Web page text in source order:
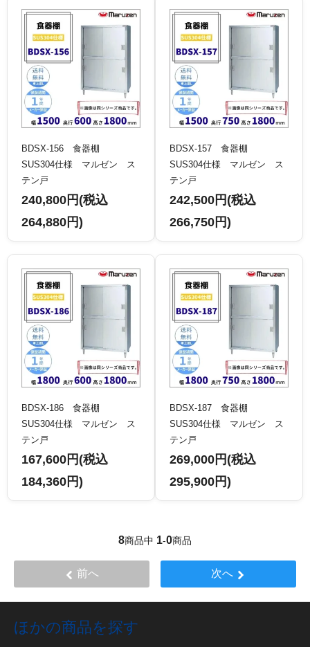
BDSX-156 食器棚
SUS304仕様 マルゼン ス
テン戸
240,800円(税込
264,880円)
BDSX-157 食器棚
SUS304仕様 マルゼン ス
テン戸
242,500円(税込
266,750円)
BDSX-186 食器棚
SUS304仕様 マルゼン ス
テン戸
167,600円(税込
184,360円)
BDSX-187 食器棚
SUS304仕様 マルゼン ス
テン戸
269,000円(税込
295,900円)
8商品中 1-0商品
前へ 次へ
ほかの商品を探す